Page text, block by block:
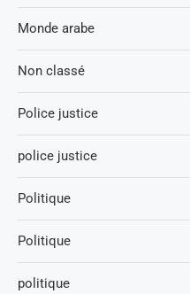
Monde arabe
Non classé
Police justice
police justice
Politique
Politique
politique